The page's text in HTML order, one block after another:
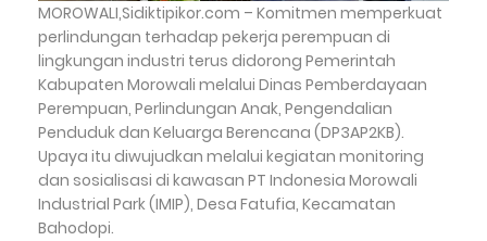
MOROWALI,Sidiktipikor.com – Komitmen memperkuat
perlindungan terhadap pekerja perempuan di
lingkungan industri terus didorong Pemerintah
Kabupaten Morowali melalui Dinas Pemberdayaan
Perempuan, Perlindungan Anak, Pengendalian
Penduduk dan Keluarga Berencana (DP3AP2KB).
Upaya itu diwujudkan melalui kegiatan monitoring
dan sosialisasi di kawasan PT Indonesia Morowali
Industrial Park (IMIP), Desa Fatufia, Kecamatan
Bahodopi.